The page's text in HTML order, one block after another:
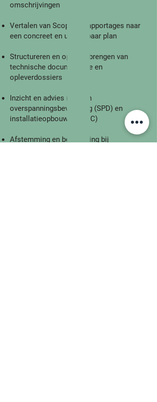
omschrijvingen
Vertalen van Scope 12-rapportages naar
een concreet en uitvoerbaar plan
Structureren en op orde brengen van
technische documentatie en
opleverdossiers
Inzicht en advies rondom
overspanningsbeveiliging (SPD) en
installatieopbouw (AC/DC)
Afstemming en begeleiding bij